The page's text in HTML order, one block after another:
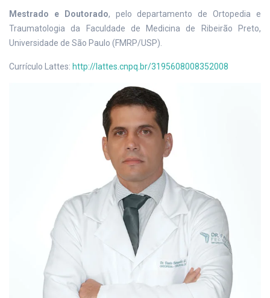
Mestrado e Doutorado, pelo departamento de Ortopedia e
Traumatologia da Faculdade de Medicina de Ribeirão Preto,
Universidade de São Paulo (FMRP/USP).
Currículo Lattes: http://lattes.cnpq.br/3195608008352008